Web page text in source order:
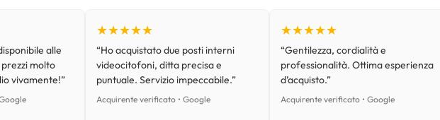
alle
molto
vivamente!”
★★★★★
“Ho acquistato due posti interni
videocitofoni, ditta precisa e
puntuale. Servizio impeccabile.”
Acquirente verificato • Google
★★★★★
“Gentilezza, cordialità e
professionalità. Ottima esperienza
d’acquisto.”
Acquirente verificato • Google